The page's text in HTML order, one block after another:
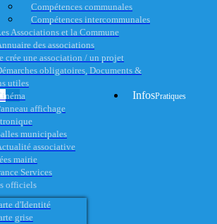
Compétences communales
Compétences intercommunales
Associations et la Commune
des associations
crée une association / un projet
obligatoires, Documents &
utiles
affichage
municipales
associative
InfosPratiques
mairie
Services
officiels
d'Identité
grise